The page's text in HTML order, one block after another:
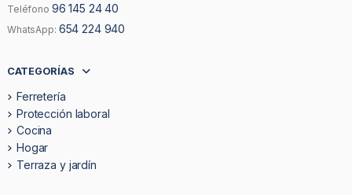
Teléfono 96 145 24 40
WhatsApp: 654 224 940
CATEGORÍAS
Ferretería
Protección laboral
Cocina
Hogar
Terraza y jardín